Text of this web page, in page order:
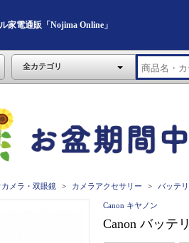
家電通販「Nojima Online」
全カテゴリ
メラ・双眼鏡 カメラアクセサリー バッテ
Canon キヤノン
Canon バッテ